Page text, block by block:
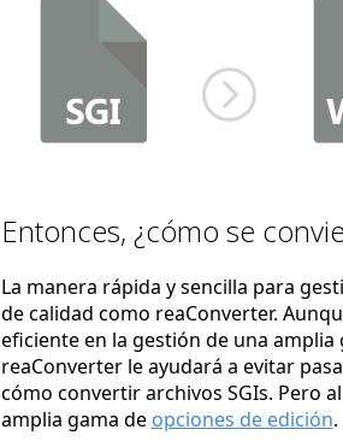
Entonces, ¿cómo se
La manera rápida y sencilla para
de calidad como reaConverter.
eficiente en la gestión de una
reaConverter le ayudará a evitar
cómo convertir archivos SGIs. Pero
amplia gama de opciones de edición.